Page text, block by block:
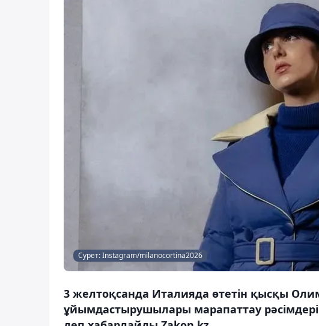
Сурет: Instagram/milanocortina2026
3 желтоқсанда Италияда өтетін қысқы
ұйымдастырушылары марапаттау